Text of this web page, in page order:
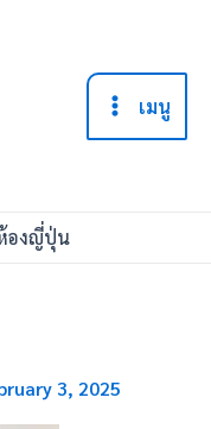
Main
เมนู
องญี่ปุ่น
3, 2025